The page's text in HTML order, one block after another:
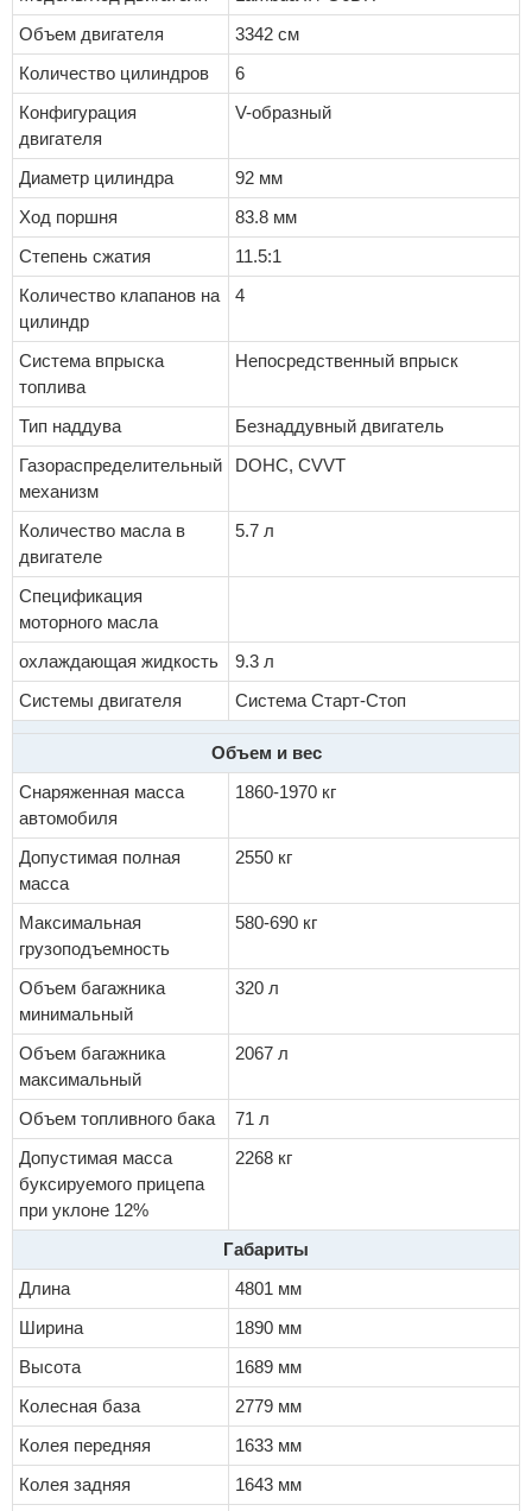
Объем двигателя
3342 см
Количество цилиндров
6
Конфигурация
двигателя
V-образный
Диаметр цилиндра
92 мм
Ход поршня
83.8 мм
Степень сжатия
11.5:1
Количество клапанов на
цилиндр
4
Система впрыска
топлива
Непосредственный впрыск
Тип наддува
Безнаддувный двигатель
Газораспределительный
механизм
DOHC, CVVT
Количество масла в
двигателе
5.7 л
Спецификация
моторного масла
охлаждающая жидкость
9.3 л
Системы двигателя
Система Старт-Стоп
Объем и вес
Снаряженная масса
автомобиля
1860-1970 кг
Допустимая полная
масса
2550 кг
Максимальная
грузоподъемность
580-690 кг
Объем багажника
минимальный
320 л
Объем багажника
максимальный
2067 л
Объем топливного бака
71 л
Допустимая масса
буксируемого прицепа
при уклоне 12%
2268 кг
Габариты
Длина
4801 мм
Ширина
1890 мм
Высота
1689 мм
Колесная база
2779 мм
Колея передняя
1633 мм
Колея задняя
1643 мм